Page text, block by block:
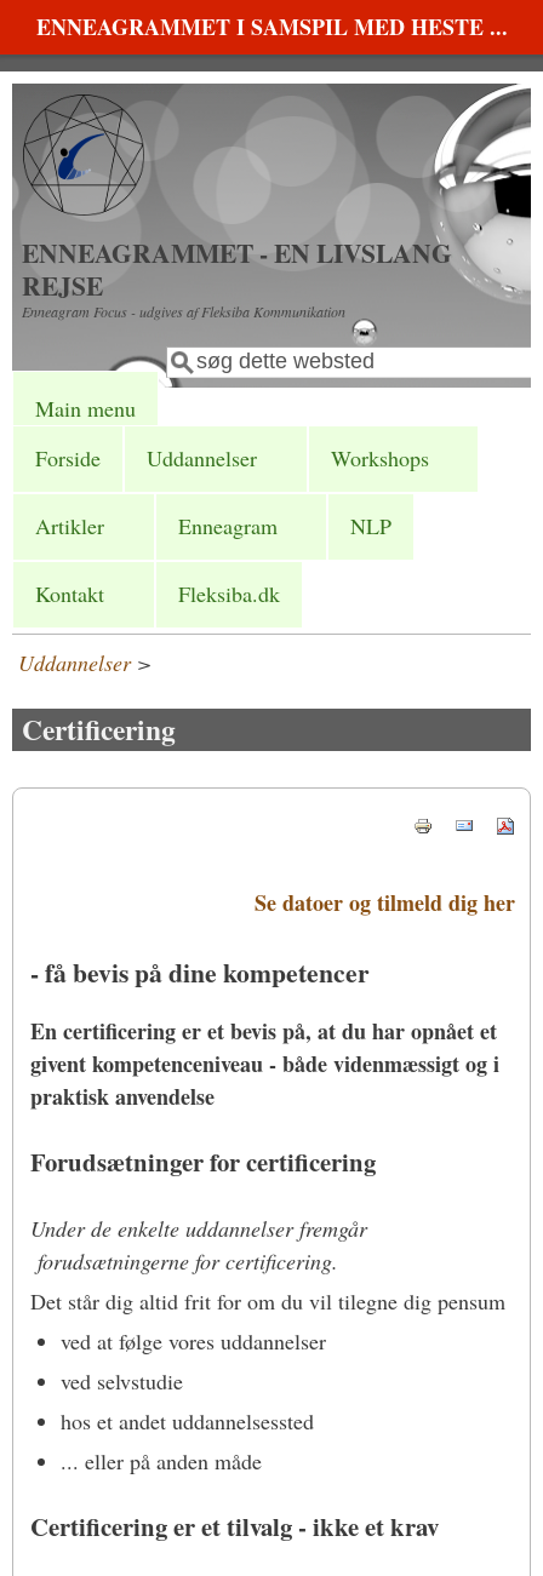
Gå til hovedindhold
ENNEAGRAMMET I SAMSPIL MED HESTE ...
ENNEAGRAMMET - EN LIVSLANG
REJSE
Enneagram Focus - udgives af Fleksiba Kommunikation
Søgefelt
Søg
Main menu
Forside
Uddannelser Workshops
Artikler Enneagram NLP
Kontakt Fleksiba.dk
Uddannelser>
Certificering
Se datoer og tilmeld dig her
- få bevis på dine kompetencer
En certificering er et bevis på, at du har opnået et
givent kompetenceniveau - både videnmæssigt og i
praktisk anvendelse
Forudsætninger for certificering
Under de enkelte uddannelser fremgår
forudsætningerne for certificering.
Det står dig altid frit for om du vil tilegne dig pensum
ved at følge vores uddannelser
ved selvstudie
hos et andet uddannelsessted
... eller på anden måde
Certificering er et tilvalg - ikke et krav